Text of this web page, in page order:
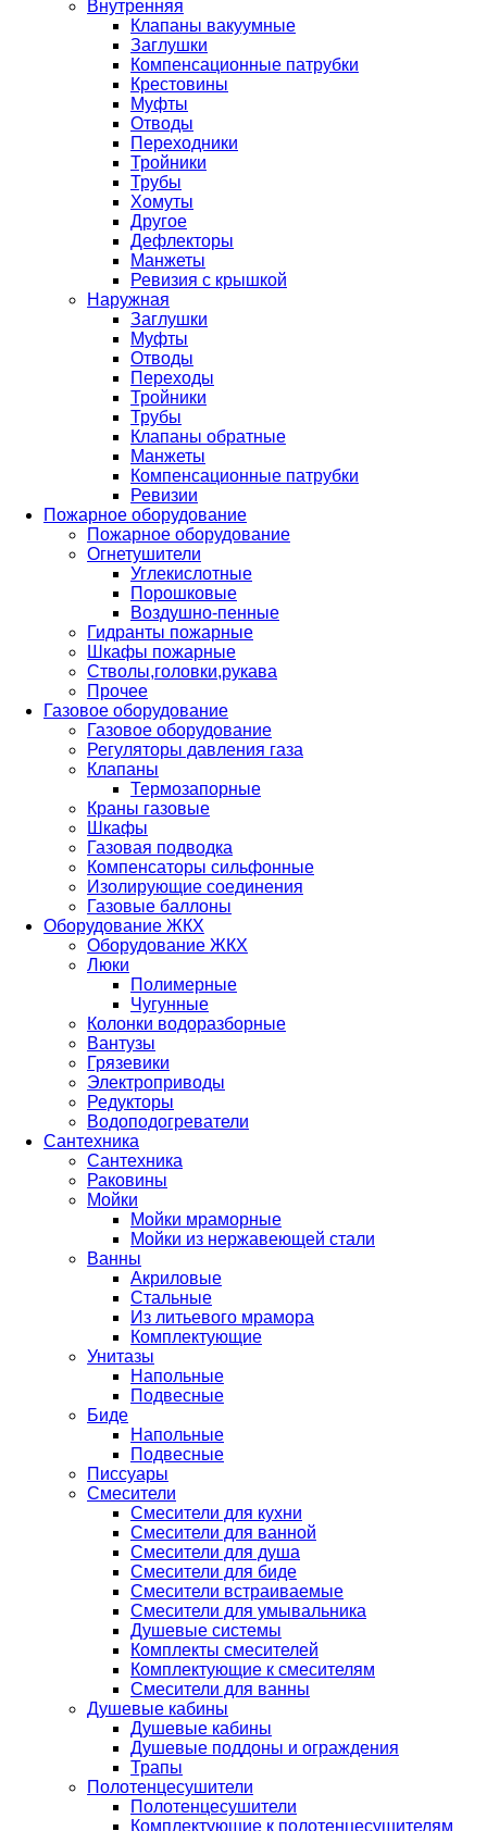
Внутренняя
Клапаны вакуумные
Заглушки
Компенсационные патрубки
Крестовины
Муфты
Отводы
Переходники
Тройники
Трубы
Хомуты
Другое
Дефлекторы
Манжеты
Ревизия с крышкой
Наружная
Заглушки
Муфты
Отводы
Переходы
Тройники
Трубы
Клапаны обратные
Манжеты
Компенсационные патрубки
Ревизии
Пожарное оборудование
Пожарное оборудование
Огнетушители
Углекислотные
Порошковые
Воздушно-пенные
Гидранты пожарные
Шкафы пожарные
Стволы,головки,рукава
Прочее
Газовое оборудование
Газовое оборудование
Регуляторы давления газа
Клапаны
Термозапорные
Краны газовые
Шкафы
Газовая подводка
Компенсаторы сильфонные
Изолирующие соединения
Газовые баллоны
Оборудование ЖКХ
Оборудование ЖКХ
Люки
Полимерные
Чугунные
Колонки водоразборные
Вантузы
Грязевики
Электроприводы
Редукторы
Водоподогреватели
Сантехника
Сантехника
Раковины
Мойки
Мойки мраморные
Мойки из нержавеющей стали
Ванны
Акриловые
Стальные
Из литьевого мрамора
Комплектующие
Унитазы
Напольные
Подвесные
Биде
Напольные
Подвесные
Писсуары
Смесители
Смесители для кухни
Смесители для ванной
Смесители для душа
Смесители для биде
Смесители встраиваемые
Смесители для умывальника
Душевые системы
Комплекты смесителей
Комплектующие к смесителям
Смесители для ванны
Душевые кабины
Душевые кабины
Душевые поддоны и ограждения
Трапы
Полотенцесушители
Полотенцесушители
Комплектующие к полотенцесушителям